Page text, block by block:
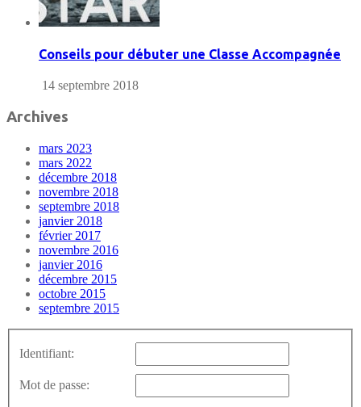
Conseils pour débuter une Classe Accompagnée
14 septembre 2018
Archives
mars 2023
mars 2022
décembre 2018
novembre 2018
septembre 2018
janvier 2018
février 2017
novembre 2016
janvier 2016
décembre 2015
octobre 2015
septembre 2015
Identifiant:
Mot de passe: